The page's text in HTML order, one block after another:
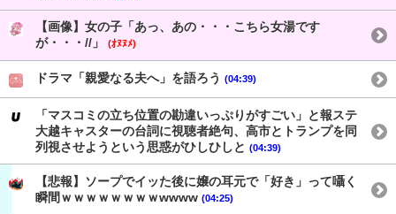
【画像】女の子「あっ、あの・・・こちら女湯です
が・・・//」
(ｵﾇﾇﾒ)
ドラマ「親愛なる夫へ」を語ろう (04:39)
「マスコミの立ち位置の勘違いっぷりがすごい」と報ステ
大越キャスターの台詞に視聴者絶句、高市とトランプを同
列視させようという思惑がひしひしと (04:39)
【悲報】ソープでイッた後に嬢の耳元で「好き」って囁く
瞬間ｗｗｗｗｗｗｗｗwwww (04:25)